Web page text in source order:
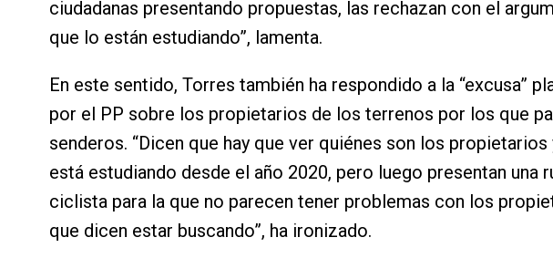
ciudadanas presentando propuestas, las rechazan con el
que lo están estudiando”, lamenta.
En este sentido, Torres también ha respondido a la “excusa”
por el PP sobre los propietarios de los terrenos por los que
senderos. “Dicen que hay que ver quiénes son los propietarios
está estudiando desde el año 2020, pero luego presentan una
ciclista para la que no parecen tener problemas con los
que dicen estar buscando”, ha ironizado.